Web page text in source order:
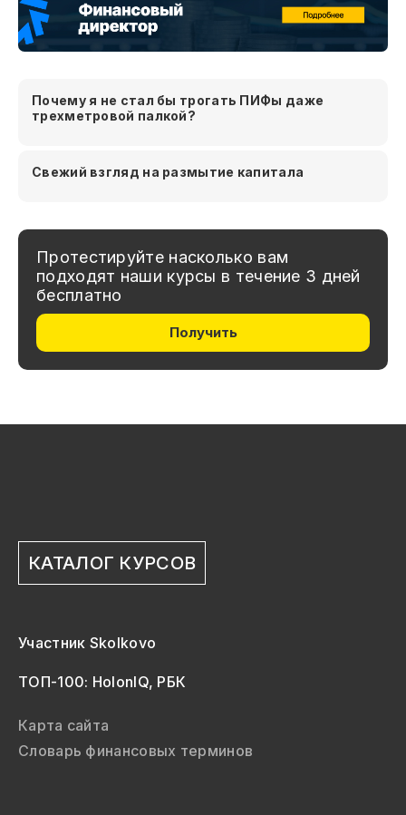
Почему я не стал бы трогать ПИФы даже
трехметровой палкой?
Свежий взгляд на размытие капитала
Протестируйте насколько вам
подходят наши курсы в течение 3 дней
бесплатно
Получить
КАТАЛОГ КУРСОВ
Участник Skolkovo
ТОП-100: HolonIQ, РБК
Карта сайта
Словарь финансовых терминов